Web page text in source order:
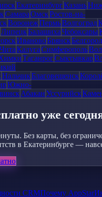
ЕкатеринбургКазань
СамараОмскРостов-на-
ВоронежПермьВолгоград
ЛипецкБалашихаЧебоксары
ИвановоБрянскБелгород
ЧитаКалугаСимферополь
ТаганрогСыктывкар
НальчикБлаговещенск
Южно-
АбаканУссурийск
уже
Без карты, без
в Екатеринбурге —
CRMПочему AppStar